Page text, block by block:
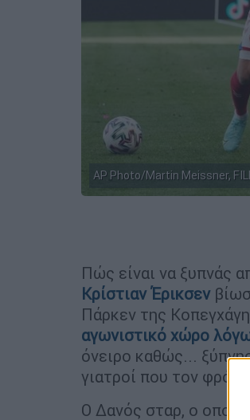
AP Photo/Martin Meissner,
Πώς είναι να ξυπνάς
Κρίστιαν Έρικσεν
Πάρκεν της
αγωνιστικό χώρο
όνειρο καθώς...
γιατροί που τον
Ο Δανός σταρ, ο